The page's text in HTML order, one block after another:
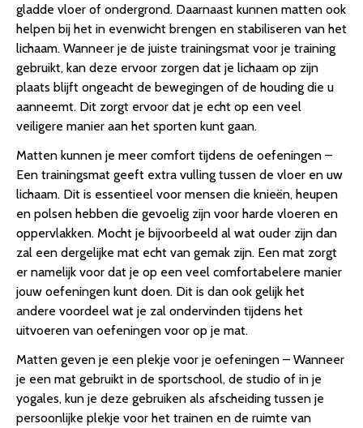
gladde vloer of ondergrond. Daarnaast kunnen matten ook
helpen bij het in evenwicht brengen en stabiliseren van het
lichaam. Wanneer je de juiste trainingsmat voor je training
gebruikt, kan deze ervoor zorgen dat je lichaam op zijn
plaats blijft ongeacht de bewegingen of de houding die u
aanneemt. Dit zorgt ervoor dat je echt op een veel
veiligere manier aan het sporten kunt gaan.
Matten kunnen je meer comfort tijdens de oefeningen –
Een trainingsmat geeft extra vulling tussen de vloer en uw
lichaam. Dit is essentieel voor mensen die knieën, heupen
en polsen hebben die gevoelig zijn voor harde vloeren en
oppervlakken. Mocht je bijvoorbeeld al wat ouder zijn dan
zal een dergelijke mat echt van gemak zijn. Een mat zorgt
er namelijk voor dat je op een veel comfortabelere manier
jouw oefeningen kunt doen. Dit is dan ook gelijk het
andere voordeel wat je zal ondervinden tijdens het
uitvoeren van oefeningen voor op je mat.
Matten geven je een plekje voor je oefeningen – Wanneer
je een mat gebruikt in de sportschool, de studio of in je
yogales, kun je deze gebruiken als afscheiding tussen je
persoonlijke plekje voor het trainen en de ruimte van